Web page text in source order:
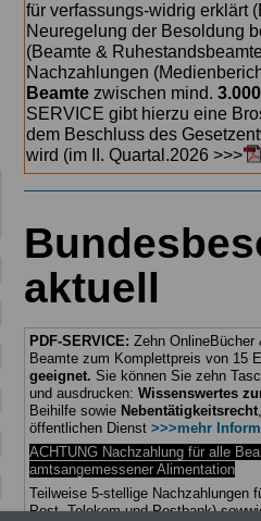
für verfassungs-widrig erklärt
Neuregelung der Besoldung
(Beamte &
Nachzahlungen
Beamte zwischen mind.
SERVICE gibt hierzu eine
dem Beschluss des
wird (im II. Quartal.2026 >>>
aktuell
PDF-SERVICE: Zehn
Beamte zum Komplettpreis von 15
geeignet. Sie können Sie zehn
und ausdrucken: Wissenswertes
Beihilfe sowie Nebentätigkeitsrecht
öffentlichen Dienst >>>mehr
ACHTUNG Nachzahlung für alle
amtsangemessener Alimentation
Teilweise 5-stellige Nachzahlungen
Post, Telekom und Postbank)